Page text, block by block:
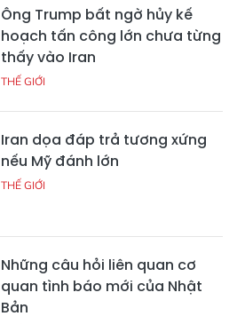
Ông Trump bất ngờ hủy kế
hoạch tấn công lớn chưa từng
thấy vào Iran
THẾ GIỚI
Iran dọa đáp trả tương xứng
nếu Mỹ đánh lớn
THẾ GIỚI
Những câu hỏi liên quan cơ
quan tình báo mới của Nhật
Bản